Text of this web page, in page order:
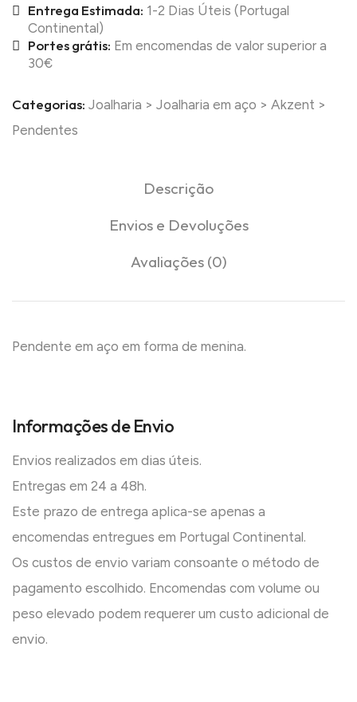
Entrega Estimada: 1-2 Dias Úteis (Portugal
Continental)
Portes grátis: Em encomendas de valor superior a
30€
Categorias: Joalharia > Joalharia em aço > Akzent >
Pendentes
Descrição
Envios e Devoluções
Avaliações (0)
Pendente em aço em forma de menina.
Informações de Envio
Envios realizados em dias úteis.
Entregas em 24 a 48h.
Este prazo de entrega aplica-se apenas a
encomendas entregues em Portugal Continental.
Os custos de envio variam consoante o método de
pagamento escolhido. Encomendas com volume ou
peso elevado podem requerer um custo adicional de
envio.